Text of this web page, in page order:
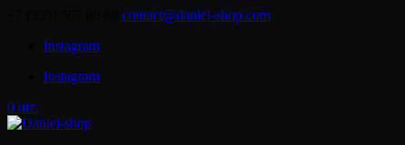
contact@daniel-shop.com
Instagram
Instagram
0 шт.